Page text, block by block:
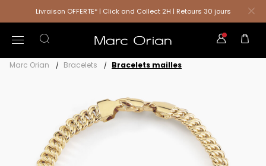
Livraison OFFERTE* | Click and Collect 2H | Retours 30 jours
Marc Orian Bracelets Bracelets mailles